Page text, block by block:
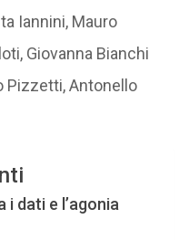
Iannini, Mauro
Giovanna Bianchi
Pizzetti, Antonello
dati e l’agonia